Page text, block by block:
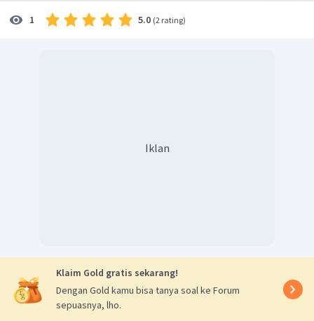
1 5.0 (2 rating)
Iklan
Klaim Gold gratis sekarang!
Dengan Gold kamu bisa tanya soal ke Forum
sepuasnya, lho.